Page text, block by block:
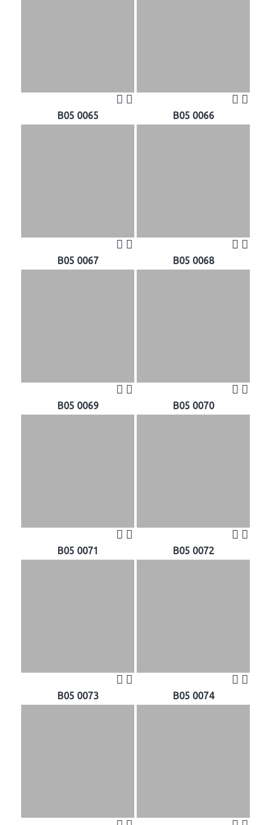
B05 0065 B05 0066
B05 0067 B05 0068
B05 0069 B05 0070
B05 0071 B05 0072
B05 0073 B05 0074